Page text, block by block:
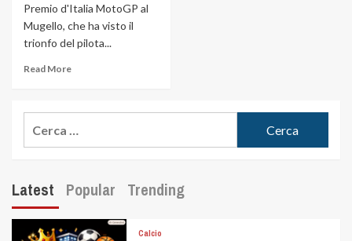
Premio d'Italia MotoGP al
Mugello, che ha visto il
trionfo del pilota...
Read More
Latest Popular Trending
Calcio